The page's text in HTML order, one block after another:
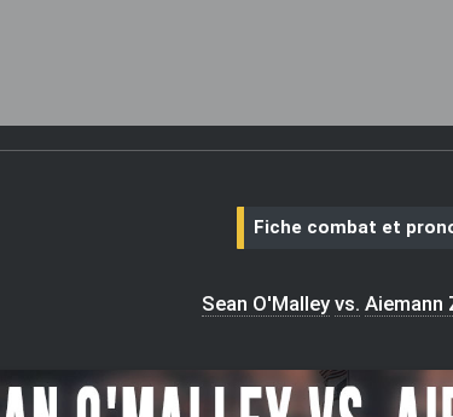
Fiche combat et
Sean O'Malley vs. Aiemann